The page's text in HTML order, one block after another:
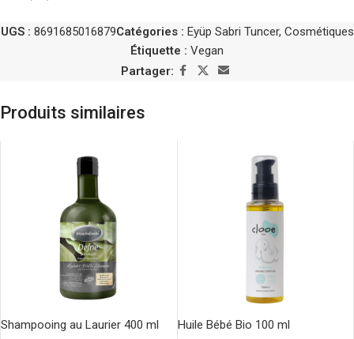
UGS : 8691685016879Catégories : Eyüp Sabri Tuncer, Cosmétiques
Étiquette : Vegan
Partager:
Produits similaires
Shampooing au Laurier 400 ml Huile Bébé Bio 100 ml